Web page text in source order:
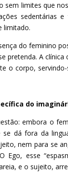
sem limites que
sedentárias
limitado.
do feminino
pretenda. A
o corpo,
do
embora o
dá fora da
nem para se
Ego, esse
e o sujeito,